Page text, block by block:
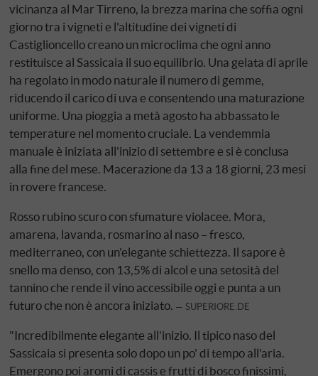
vicinanza al Mar Tirreno, la brezza marina che soffia ogni
giorno tra i vigneti e l'altitudine dei vigneti di
Castiglioncello creano un microclima che ogni anno
restituisce al Sassicaia il suo equilibrio. Una gelata di aprile
ha regolato in modo naturale il numero di gemme,
riducendo il carico di uva e consentendo una maturazione
uniforme. Una pioggia a metà agosto ha abbassato le
temperature nel momento cruciale. La vendemmia
manuale è iniziata all'inizio di settembre e si è conclusa
alla fine del mese. Macerazione da 13 a 18 giorni, 23 mesi
in rovere francese.
Rosso rubino scuro con sfumature violacee. Mora,
amarena, lavanda, rosmarino al naso – fresco,
mediterraneo, con un'elegante schiettezza. Il sapore è
snello ma denso, con 13,5% di alcol e una setosità del
tannino che rende il vino accessibile oggi e punta a un
futuro che non è ancora iniziato.
SUPERIORE.DE
"Incredibilmente elegante all'inizio. Il tipico naso del
Sassicaia si presenta solo dopo un po' di tempo all'aria.
Emergono poi aromi di cassis e frutti di bosco finissimi,